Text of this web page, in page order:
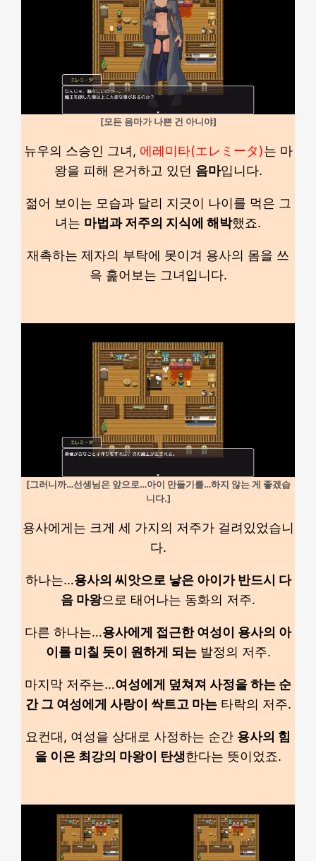
[모든 음마가 나쁜 건 아니야]
뉴우의 스승인 그녀, 에레미타(エレミータ)는 마
왕을 피해 은거하고 있던 음마입니다.
젊어 보이는 모습과 달리 지긋이 나이를 먹은 그
녀는 마법과 저주의 지식에 해박했죠.
재촉하는 제자의 부탁에 못이겨 용사의 몸을 쓰
윽 훑어보는 그녀입니다.
[그러니까…선생님은 앞으로…아이 만들기를…하지 않는 게 좋겠습
니다.]
용사에게는 크게 세 가지의 저주가 걸려있었습니
다.
하나는…용사의 씨앗으로 낳은 아이가 반드시 다
음 마왕으로 태어나는 동화의 저주.
다른 하나는…용사에게 접근한 여성이 용사의 아
이를 미칠 듯이 원하게 되는발정의 저주.
마지막 저주는…여성에게 덮쳐져 사정을 하는 순
간 그 여성에게 사랑이 싹트고 마는타락의 저주.
요컨대, 여성을 상대로 사정하는 순간 용사의 힘
을 이은 최강의 마왕이 탄생한다는 뜻이었죠.